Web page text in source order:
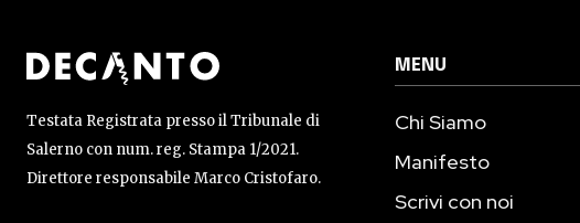
Testata Registrata presso il Tribunale di
Salerno con num. reg. Stampa 1/2021.
Direttore responsabile Marco Cristofaro.
MENU
Chi Siamo
Manifesto
Scrivi con noi